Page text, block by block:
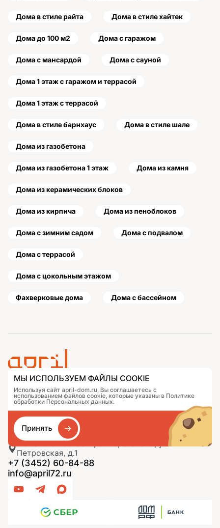
Дома в стиле райта Дома в стиле хайтек
Дома до 100 м2 Дома с гаражом
Дома с мансардой Дома с сауной
Дома 1 этаж с гаражом и террасой
Дома 1 этаж с террасой
Дома в стиле барнхаус Дома в стиле шале
Дома из газобетона
Дома из газобетона 1 этаж Дома из камня
Дома из керамических блоков
Дома из кирпича Дома из пеноблоков
Дома с зимним садом Дома с подвалом
Дома с террасой
Дома с цокольным этажом
Фахверковые дома Дома с бассейном
Проекты
Подобрать дом
Портфолио
О компании
Сравнение
Контакты
Журнал
Тюменская область, с. Перевалово, ул.
Петровская, д.1
+7 (3452) 60-84-88
info@april72.ru
МЫ ИСПОЛЬЗУЕМ ФАЙЛЫ COOKIE
Используя сайт april-dom.ru, Вы соглашаетесь с
использованием файлов cookie, которые указаны в Политике
обработки Персональных данных.
Принять